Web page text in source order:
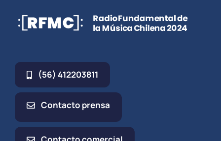
(56) 412203811
Contacto prensa